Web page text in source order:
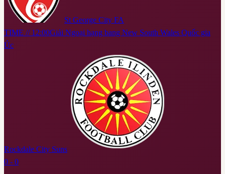
St George City FA
TIME // 12:00Giải Ngoại hạng bang New South Wales Quốc gia
Úc
Rockdale City Suns
0 - 0